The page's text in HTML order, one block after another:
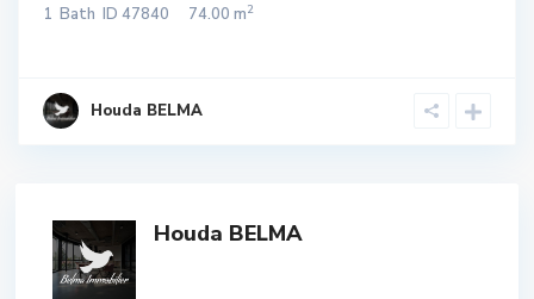
1 Bath ID 47840 74.00 m2
Houda BELMA
Houda BELMA